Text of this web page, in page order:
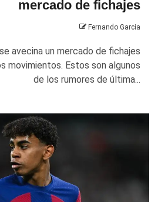
mercado de fichajes
Fernando Garcia
avecina un mercado de fichajes
movimientos. Estos son algunos
de los rumores de última...